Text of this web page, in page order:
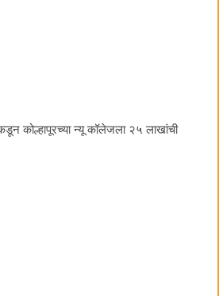
कोल्हापूरच्या न्यू कॉलेजला २५ लाखांची